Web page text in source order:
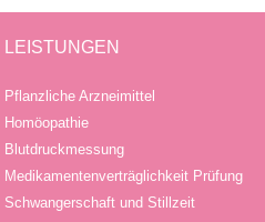
LEISTUNGEN
Pflanzliche Arzneimittel
Homöopathie
Blutdruckmessung
Medikamentenverträglichkeit Prüfung
Schwangerschaft und Stillzeit